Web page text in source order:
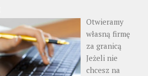
Otwieramy
własną firmę
za granicą
Jeżeli nie
chcesz na